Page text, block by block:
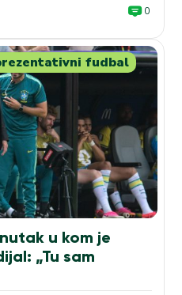
0
fudbal
u kom je
„Tu sam